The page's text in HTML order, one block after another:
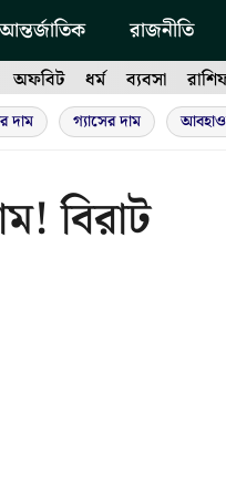
আন্তর্জাতিক রাজনীতি
অফবিট ধর্ম ব্যবসা
দাম গ্যাসের দাম
বিরাট